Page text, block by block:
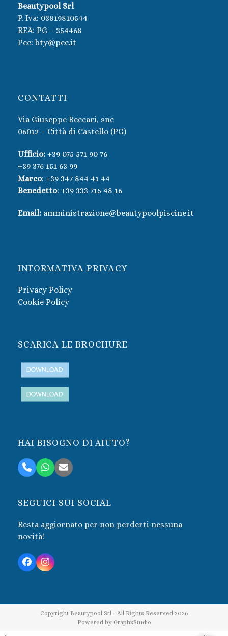
Beautypool Srl
P. Iva: 03819810544
REA: PG – 354468
Pec: bty@pec.it
CONTATTI
Via Giuseppe Beccari, snc
06012 – Città di Castello (PG)
Ufficio: +39 075 571 90 76
+39 376 151 63 99
Marco: +39 347 844 41 44
Benedetto: +39 333 715 48 16
Email: amministrazione@beautypoolpiscine.it
INFORMATIVA PRIVACY
Privacy Policy
Cookie Policy
SCARICA LE BROCHURE
HAI BISOGNO DI AIUTO?
TelefonoWhatsapp
Email
SEGUICI SUI SOCIAL
Resta aggiornato per non perderti nessuna
novità!
FacebookInstagram
Copyright Beautypool Srl - All Rights Reserved 2026
Powered by GraphxStudio